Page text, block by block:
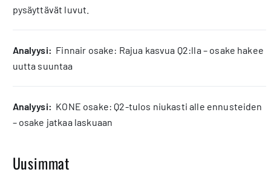
pysäyttävät luvut.
analyysi: Finnair osake: Rajua kasvua Q2:lla – osake hakee
uutta suuntaa
analyysi: KONE osake: Q2-tulos niukasti alle ennusteiden
– osake jatkaa laskuaan
Uusimmat